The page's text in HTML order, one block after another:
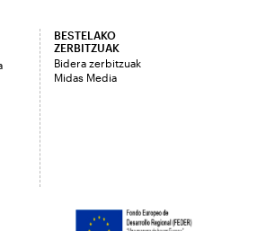
BESTELAKO
ZERBITZUAK
Bidera zerbitzuak
Midas Media